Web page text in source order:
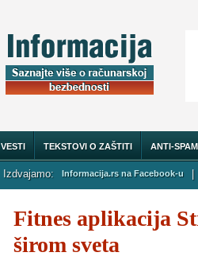
VESTI TEKSTOVI O ZAŠTITI ANTI-SPAM
O NAMA
Izdvajamo: Informacija.rs na Facebook-u |
Fitnes aplikacija
širom sveta